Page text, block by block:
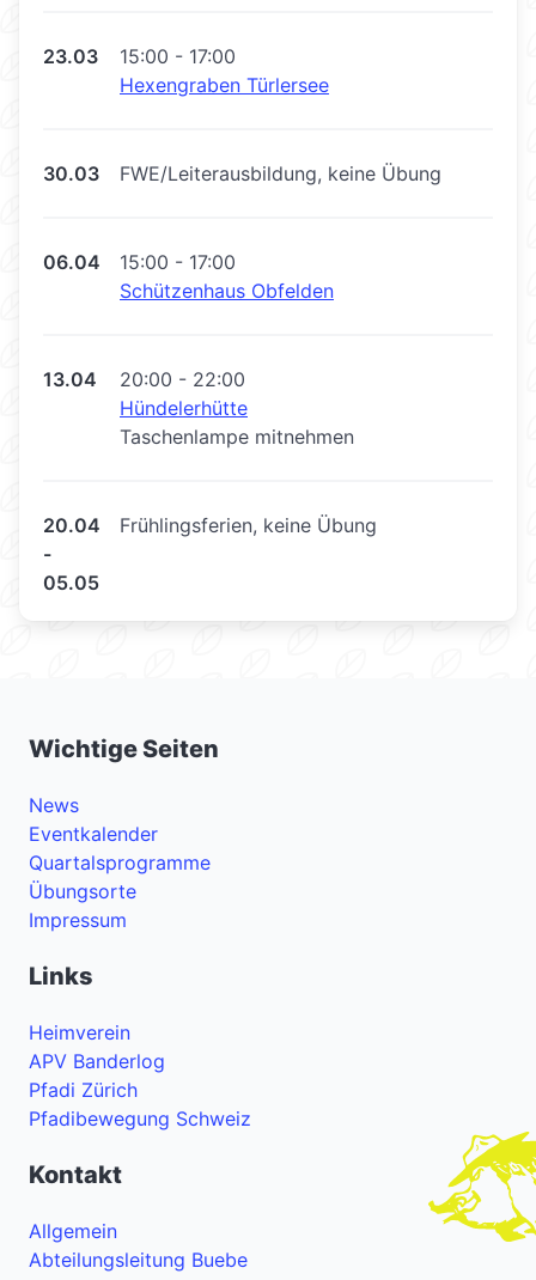
23.03
15:00 - 17:00
Hexengraben Türlersee
30.03 FWE/Leiterausbildung, keine Übung
06.04
15:00 - 17:00
Schützenhaus Obfelden
13.04
20:00 - 22:00
Hündelerhütte
Taschenlampe mitnehmen
20.04
-
05.05
Frühlingsferien, keine Übung
Wichtige Seiten
News
Eventkalender
Quartalsprogramme
Übungsorte
Impressum
Links
Heimverein
APV Banderlog
Pfadi Zürich
Pfadibewegung Schweiz
Kontakt
Allgemein
Abteilungsleitung Buebe